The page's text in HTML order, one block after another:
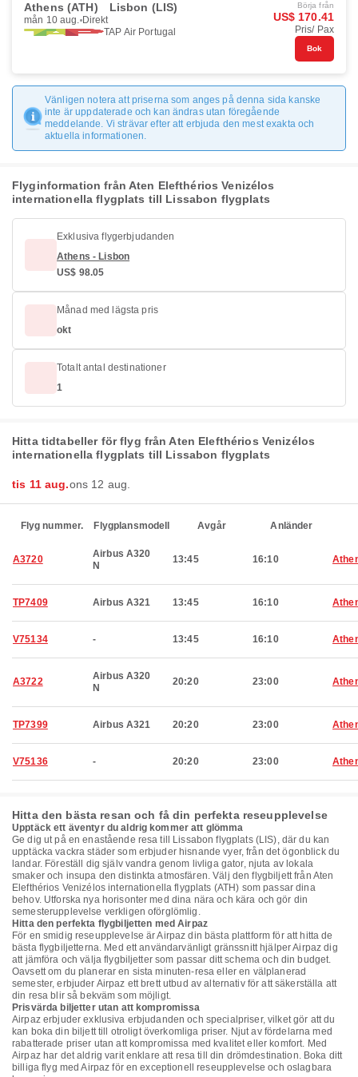
Athens (ATH) Lisbon (LIS)
mån 10 aug. Direkt
TAP Air Portugal
Börja från
US$ 170.41
Pris/ Pax
Bok
Vänligen notera att priserna som anges på denna sida kanske
inte är uppdaterade och kan ändras utan föregående
meddelande. Vi strävar efter att erbjuda den mest exakta och
aktuella informationen.
Flyginformation från Aten Elefthérios Venizélos
internationella flygplats till Lissabon flygplats
Exklusiva flygerbjudanden
Athens - Lisbon
US$ 98.05
Månad med lägsta pris
okt
Totalt antal destinationer
1
Hitta tidtabeller för flyg från Aten Elefthérios Venizélos
internationella flygplats till Lissabon flygplats
tis 11 aug.ons 12 aug.
Flyg nummer. Flygplansmodell Avgår Anländer
A3720
Airbus A320
N
13:45 16:10
TP7409 Airbus A321 13:45 16:10
V75134 - 13:45 16:10
A3722
Airbus A320
N
20:20 23:00
TP7399 Airbus A321 20:20 23:00
V75136 - 20:20 23:00
Hitta den bästa resan och få din perfekta reseupplevelse
Upptäck ett äventyr du aldrig kommer att glömma
Ge dig ut på en enastående resa till Lissabon flygplats (LIS), där du kan
upptäcka vackra städer som erbjuder hisnande vyer, från det ögonblick du
landar. Föreställ dig själv vandra genom livliga gator, njuta av lokala
smaker och insupa den distinkta atmosfären. Välj den flygbiljett från Aten
Elefthérios Venizélos internationella flygplats (ATH) som passar dina
behov. Utforska nya horisonter med dina nära och kära och gör din
semesterupplevelse verkligen oförglömlig.
Hitta den perfekta flygbiljetten med Airpaz
För en smidig reseupplevelse är Airpaz din bästa plattform för att hitta de
bästa flygbiljetterna. Med ett användarvänligt gränssnitt hjälper Airpaz dig
att jämföra och välja flygbiljetter som passar ditt schema och din budget.
Oavsett om du planerar en sista minuten-resa eller en välplanerad
semester, erbjuder Airpaz ett brett utbud av alternativ för att säkerställa att
din resa blir så bekväm som möjligt.
Prisvärda biljetter utan att kompromissa
Airpaz erbjuder exklusiva erbjudanden och specialpriser, vilket gör att du
kan boka din biljett till otroligt överkomliga priser. Njut av fördelarna med
rabatterade priser utan att kompromissa med kvalitet eller komfort. Med
Airpaz har det aldrig varit enklare att resa till din drömdestination. Boka ditt
billiga flyg med Airpaz för en exceptionell reseupplevelse och oslagbara